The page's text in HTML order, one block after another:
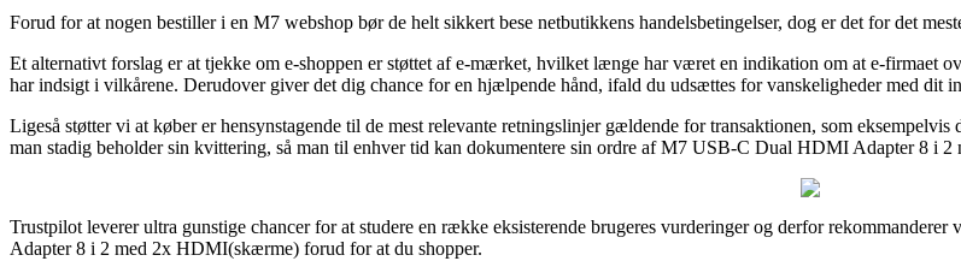
Forud for at nogen bestiller i en M7 webshop bør de helt sikkert bese netbutikkens handelsbetingelser, dog er det for det
Et alternativt forslag er at tjekke om e-shoppen er støttet af e-mærket, hvilket længe har været en indikation om at e-firmaet
har indsigt i vilkårene. Derudover giver det dig chance for en hjælpende hånd, ifald du udsættes for vanskeligheder med dit
Ligeså støtter vi at køber er hensynstagende til de mest relevante retningslinjer gældende for transaktionen, som
man stadig beholder sin kvittering, så man til enhver tid kan dokumentere sin ordre af M7 USB-C Dual HDMI Adapter 8 i
Trustpilot leverer ultra gunstige chancer for at studere en række eksisterende brugeres vurderinger og derfor
Adapter 8 i 2 med 2x HDMI(skærme) forud for at du shopper.